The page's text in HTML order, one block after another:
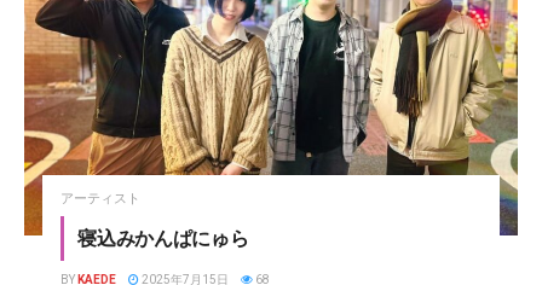
アーティスト
寝込みかんぱにゅら
BY KAEDE 2025年7月15日 68